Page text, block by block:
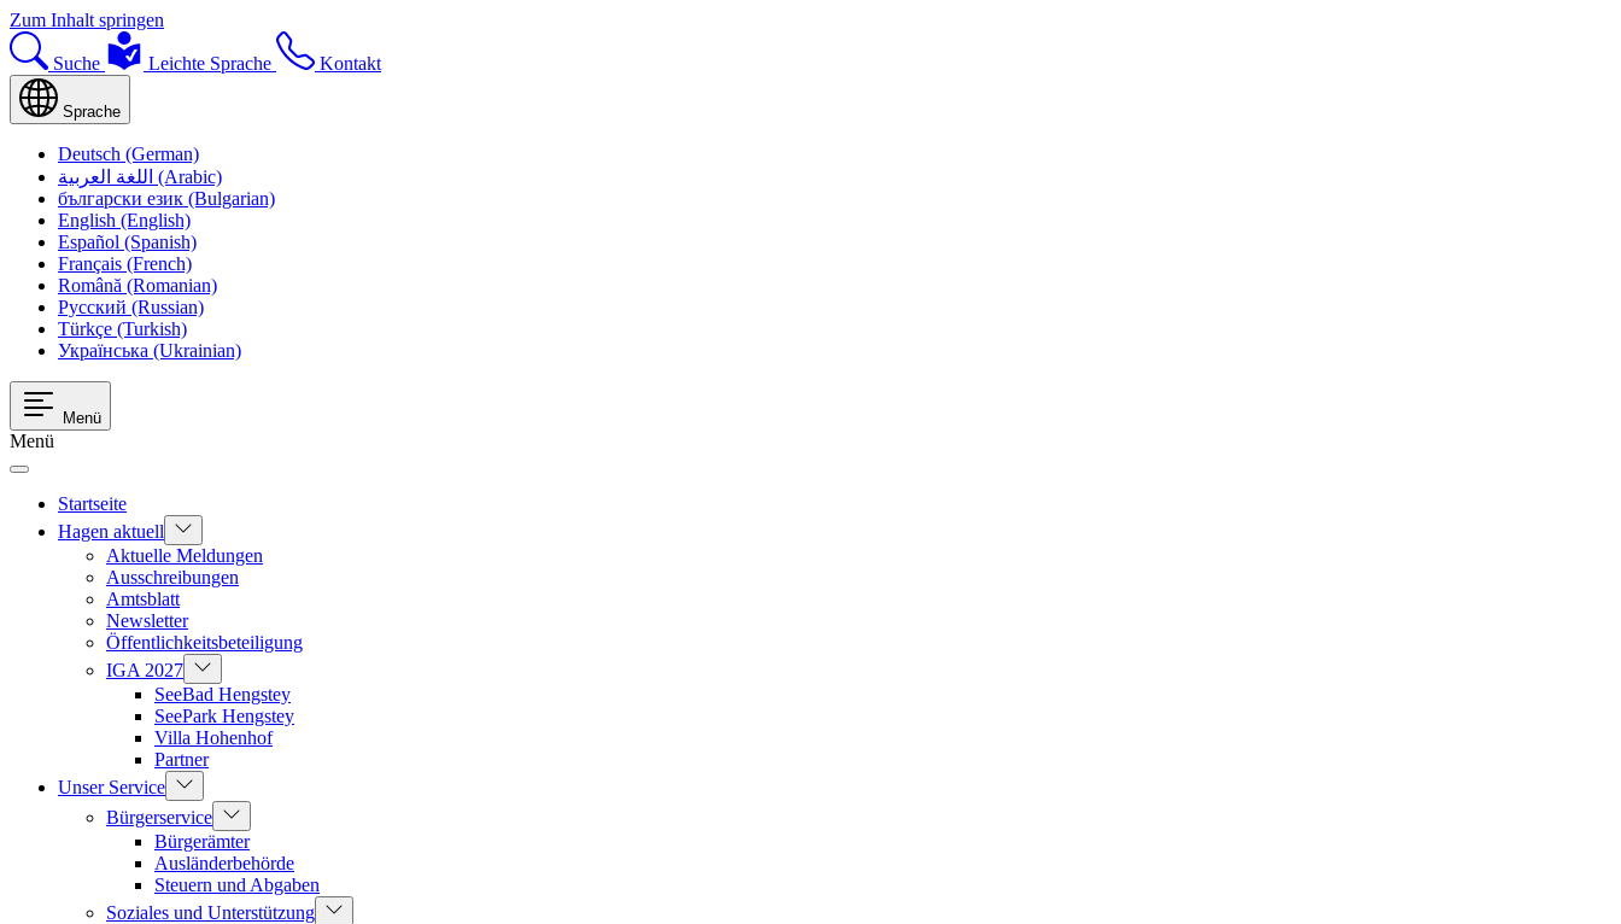
Zum Inhalt springen
Suche Leichte Sprache Kontakt
Sprache
Deutsch (German)
اللغة العربية (Arabic)
български език (Bulgarian)
English (English)
Español (Spanish)
Français (French)
Română (Romanian)
Русский (Russian)
Türkçe (Turkish)
Українська (Ukrainian)
Menü
Menü
Startseite
Hagen aktuell
Aktuelle Meldungen
Ausschreibungen
Amtsblatt
Newsletter
Öffentlichkeitsbeteiligung
IGA 2027
SeeBad Hengstey
SeePark Hengstey
Villa Hohenhof
Partner
Unser Service
Bürgerservice
Bürgerämter
Ausländerbehörde
Steuern und Abgaben
Soziales und Unterstützung